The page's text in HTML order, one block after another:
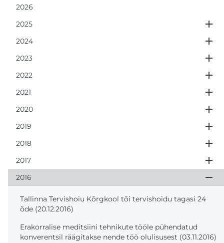
2026
2025
2024
2023
2022
2021
2020
2019
2018
2017
2016
Tallinna Tervishoiu Kõrgkool tõi tervishoidu tagasi 24
õde (20.12.2016)
Erakorralise meditsiini tehnikute tööle pühendatud
konverentsil räägitakse nende töö olulisusest (03.11.2016)